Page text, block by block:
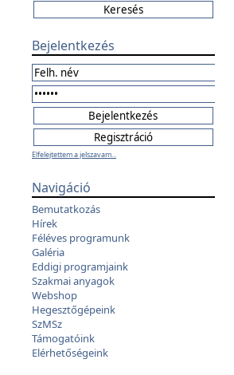
Bejelentkezés
Elfelejtettem a jelszavam...
Navigáció
Bemutatkozás
Hírek
Féléves programunk
Galéria
Eddigi programjaink
Szakmai anyagok
Webshop
Hegesztőgépeink
SzMSz
Támogatóink
Elérhetőségeink